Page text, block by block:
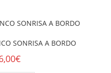
SONRISA A BORDO
€